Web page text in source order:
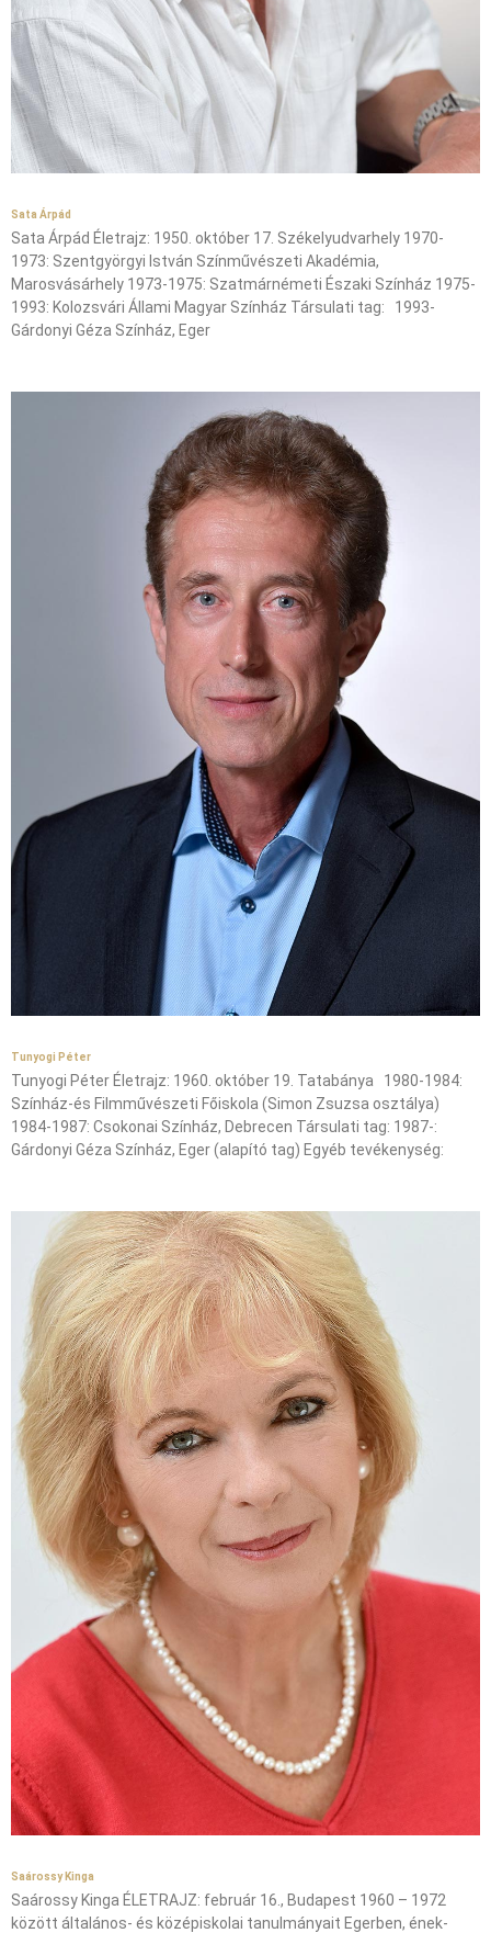
Sata Árpád
Sata Árpád Életrajz: 1950. október 17. Székelyudvarhely 1970-
1973: Szentgyörgyi István Színművészeti Akadémia,
Marosvásárhely 1973-1975: Szatmárnémeti Északi Színház 1975-
1993: Kolozsvári Állami Magyar Színház Társulati tag: 1993-
Gárdonyi Géza Színház, Eger
Tunyogi Péter
Tunyogi Péter Életrajz: 1960. október 19. Tatabánya 1980-1984:
Színház-és Filmművészeti Főiskola (Simon Zsuzsa osztálya)
1984-1987: Csokonai Színház, Debrecen Társulati tag: 1987-:
Gárdonyi Géza Színház, Eger (alapító tag) Egyéb tevékenység:
Saárossy Kinga
Saárossy Kinga ÉLETRAJZ: február 16., Budapest 1960 – 1972
között általános- és középiskolai tanulmányait Egerben, ének-